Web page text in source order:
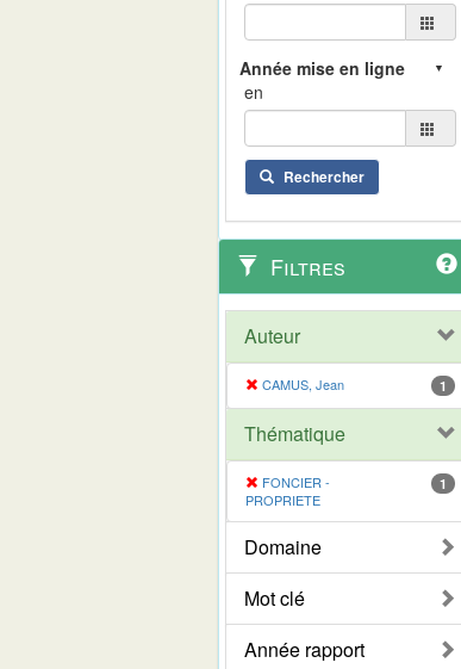
en
Rechercher
Filtres
Auteur
CAMUS, Jean 1
Thématique
FONCIER -
PROPRIETE
1
Domaine
Mot clé
Année rapport